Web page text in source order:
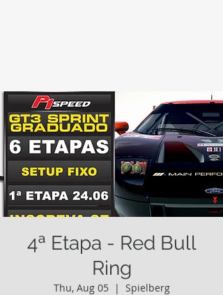
4ª Etapa - Red Bull
Ring
Thu, Aug 05
  |
Spielberg